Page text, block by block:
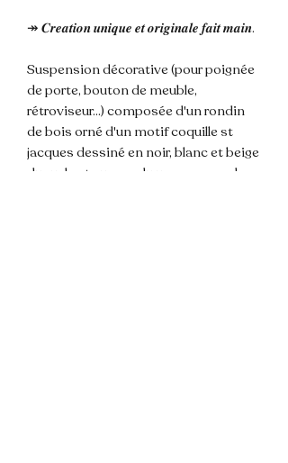
↠ 𝑪𝒓𝒆𝒂𝒕𝒊𝒐𝒏 𝒖𝒏𝒊𝒒𝒖𝒆 𝒆𝒕 𝒐𝒓𝒊𝒈𝒊𝒏𝒂𝒍𝒆 𝒇𝒂𝒊𝒕 𝒎𝒂𝒊𝒏.
Suspension décorative (pour poignée
de porte, bouton de meuble,
rétroviseur...) composée d'un rondin
de bois orné d'un motif coquille st
jacques dessiné en noir, blanc et beige
duquel est suspendu un pompon de